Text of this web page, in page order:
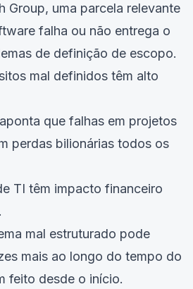
Group, uma parcela relevante
falha ou não entrega o
de definição de escopo.
mal definidos têm alto
que falhas em projetos
perdas bilionárias todos os
TI têm impacto financeiro
mal estruturado pode
mais ao longo do tempo do
feito desde o início.